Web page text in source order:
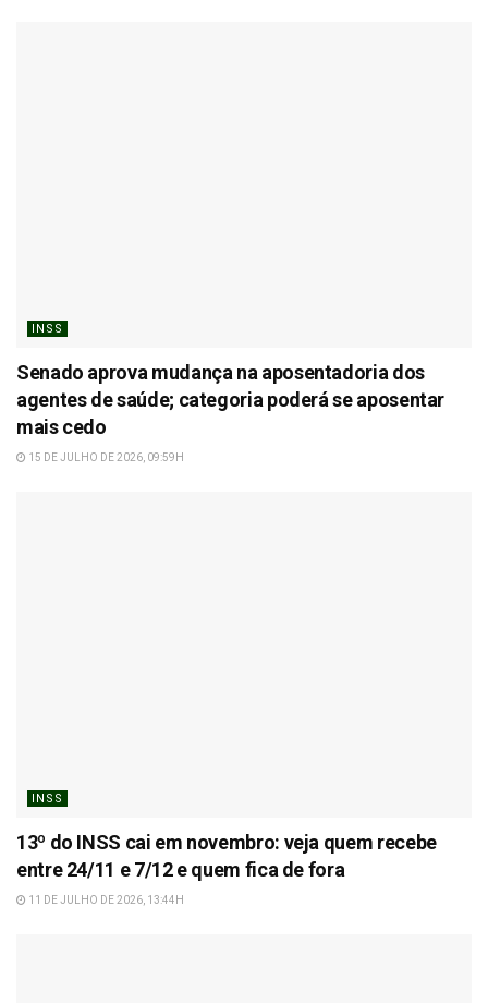
INSS
Senado aprova mudança na aposentadoria dos
agentes de saúde; categoria poderá se aposentar
mais cedo
15 DE JULHO DE 2026, 09:59H
INSS
13º do INSS cai em novembro: veja quem recebe
entre 24/11 e 7/12 e quem fica de fora
11 DE JULHO DE 2026, 13:44H